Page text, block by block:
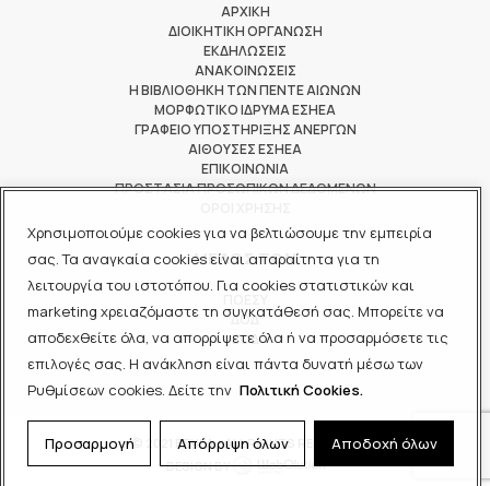
Χρησιμοποιούμε cookies για να βελτιώσουμε την εμπειρία
σας. Τα αναγκαία cookies είναι απαραίτητα για τη
λειτουργία του ιστοτόπου. Για cookies στατιστικών και
marketing χρειαζόμαστε τη συγκατάθεσή σας. Μπορείτε να
αποδεχθείτε όλα, να απορρίψετε όλα ή να προσαρμόσετε τις
επιλογές σας. Η ανάκληση είναι πάντα δυνατή μέσω των
Ρυθμίσεων cookies. Δείτε την Πολιτική Cookies.
Προσαρμογή Απόρριψη όλων Αποδοχή όλων
ΑΡΧΙΚΗ
ΔΙΟΙΚΗΤΙΚΗ ΟΡΓΑΝΩΣΗ
ΕΚΔΗΛΩΣΕΙΣ
ΑΝΑΚΟΙΝΩΣΕΙΣ
Η ΒΙΒΛΙΟΘΗΚΗ ΤΩΝ ΠΕΝΤΕ ΑΙΩΝΩΝ
ΜΟΡΦΩΤΙΚΟ ΙΔΡΥΜΑ ΕΣΗΕΑ
ΓΡΑΦΕΙΟ ΥΠΟΣΤΗΡΙΞΗΣ ΑΝΕΡΓΩΝ
ΑΙΘΟΥΣΕΣ ΕΣΗΕΑ
ΕΠΙΚΟΙΝΩΝΙΑ
ΠΡΟΣΤΑΣΙΑ ΠΡΟΣΩΠΙΚΩΝ ΔΕΔΟΜΕΝΩΝ
ΜΕΛΟΣ ΤΩΝ
ΔΟΔ
ΕΟΔ
© 2021 ΕΣΗΕΑ - ALL RIGHTS RESERVED
DESIGN BY